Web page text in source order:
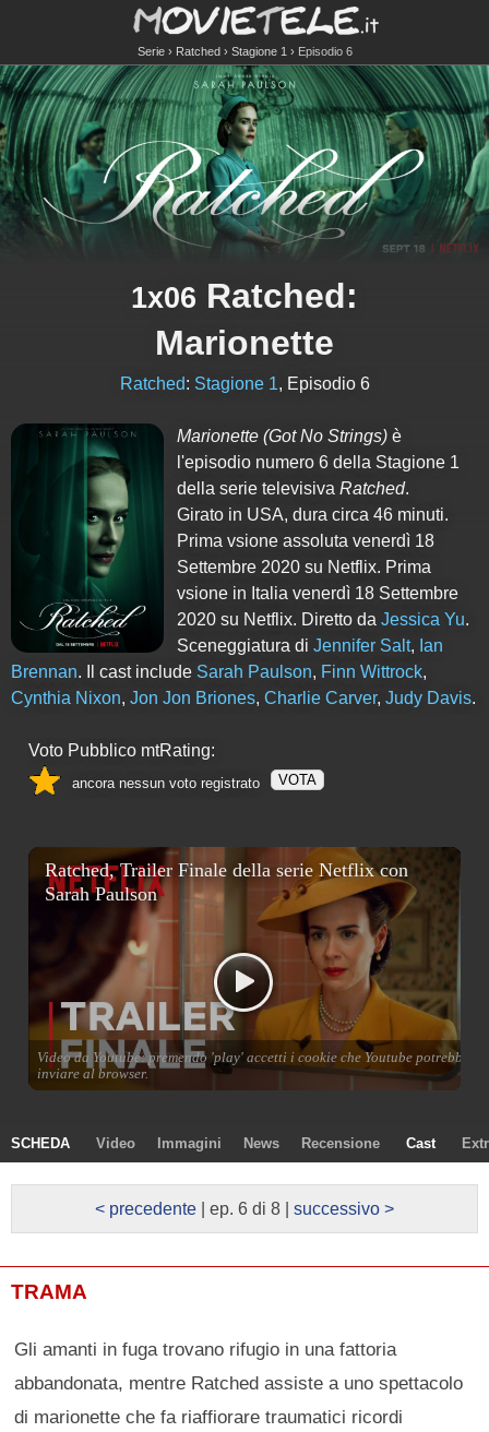
Serie Ratched Stagione 1 Episodio 6
1x06 Ratched:
Marionette
Ratched: Stagione 1, Episodio 6
Marionette (Got No Strings) è
l'episodio numero6 della Stagione 1
della serie televisivaRatched.
Girato in USA, dura circa 46 minuti.
Prima vsione assoluta venerdì 18
Settembre 2020 su Netflix. Prima
vsione in Italia venerdì 18 Settembre
2020 su Netflix. Diretto daJessica Yu.
Sceneggiatura diJennifer Salt, Ian
Brennan. Il cast include Sarah Paulson, Finn Wittrock,
Cynthia Nixon, Jon Jon Briones, Charlie Carver, Judy Davis.
Voto Pubblico mtRating:
ancora nessun voto registrato VOTA
SCHEDA Video Immagini News Recensione Cast
< precedente | ep. 6 di 8 | successivo >
TRAMA
Gli amanti in fuga trovano rifugio in una fattoria
abbandonata, mentre Ratched assiste a uno spettacolo
di marionette che fa riaffiorare traumatici ricordi